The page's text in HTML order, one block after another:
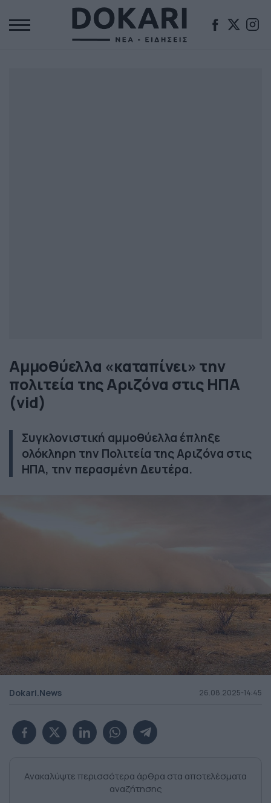
Αμμοθύελλα «καταπίνει» την
πολιτεία της Αριζόνα στις ΗΠΑ
(vid)
Συγκλονιστική αμμοθύελλα έπληξε
ολόκληρη την Πολιτεία της Αριζόνα στις
ΗΠΑ, την περασμένη Δευτέρα.
Dokari.News 26.08.2025-14:45
Ανακαλύψτε περισσότερα άρθρα στα αποτελέσματα
αναζήτησης